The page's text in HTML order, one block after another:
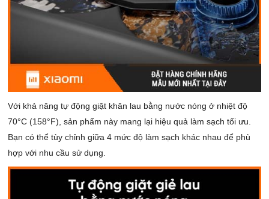
Với khả năng tự động giặt khăn lau bằng nước nóng ở nhiệt độ
70°C (158°F), sản phẩm này mang lại hiệu quả làm sạch tối ưu.
Bạn có thể tùy chỉnh giữa 4 mức độ làm sạch khác nhau để phù
hợp với nhu cầu sử dụng.